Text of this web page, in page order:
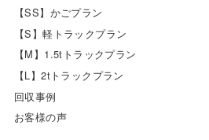
【SS】かごプラン
【S】軽トラックプラン
【M】1.5tトラックプラン
【L】2tトラックプラン
回収事例
お客様の声